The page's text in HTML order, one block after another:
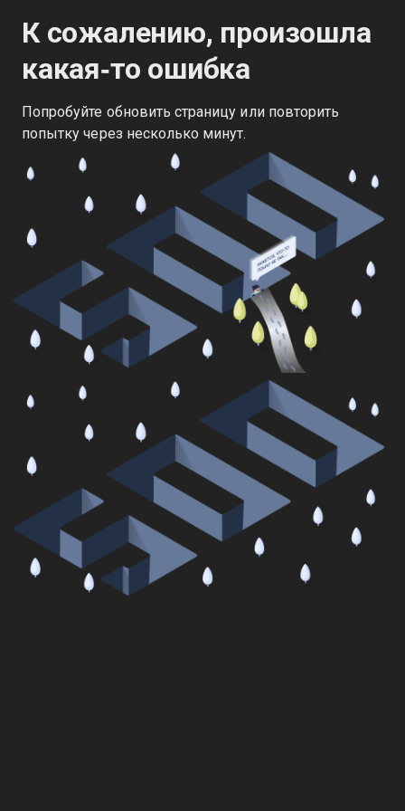
К сожалению, произошла
какая‑то ошибка
Попробуйте обновить страницу или повторить
попытку через несколько минут.